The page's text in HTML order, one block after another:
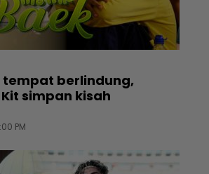
tempat berlindung,
simpan kisah
PM